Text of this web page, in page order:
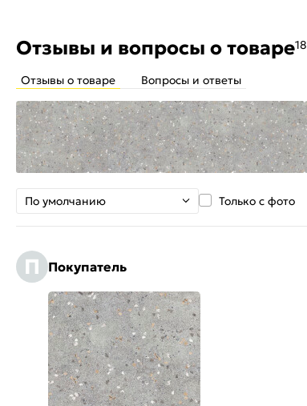
Отзывы и вопросы о товаре18
Отзывы о товаре Вопросы и ответы
По умолчанию Только с фото
П Покупатель